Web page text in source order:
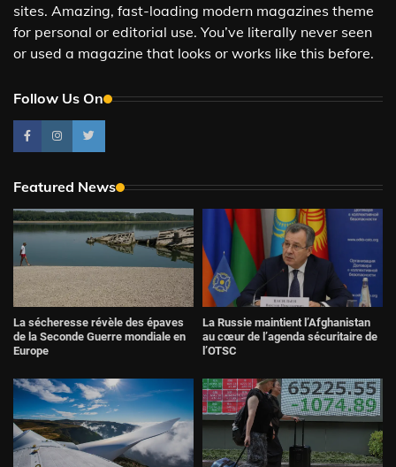
sites. Amazing, fast-loading modern magazines theme
for personal or editorial use. You’ve literally never seen
or used a magazine that looks or works like this before.
Follow Us On
Featured News
La sécheresse révèle des épaves
de la Seconde Guerre mondiale en
Europe
La Russie maintient l’Afghanistan
au cœur de l’agenda sécuritaire de
l’OTSC